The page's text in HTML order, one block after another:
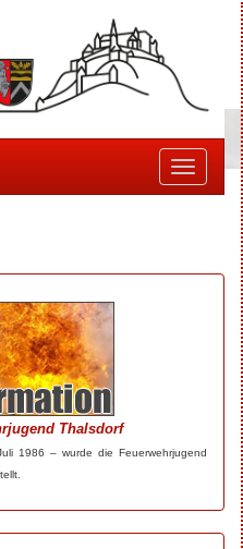
Toggle
Thalsdorf
1986 – wurde die Feuerwehrjugend